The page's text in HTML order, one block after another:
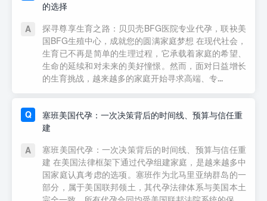
的选择
探寻尊享生育之路：贝贝壳BFG医院专业代孕，联袂美
国BFG生殖中心，成就您的圆满家庭梦想 在现代社会，
生育已不再是简单的生理过程，它承载着家庭的希望、
生命的延续和对未来的美好憧憬。然而，面对日益增长
的生育挑战，越来越多的家庭开始寻求高端、专...
塞班美国代孕：一次决策背后的时间线、预算与信任重
建
塞班美国代孕：一次决策背后的时间线、预算与信任重
建 在美国法律框架下通过代孕组建家庭，是越来越多中
国家庭认真考虑的选项。塞班作为北马里亚纳群岛的一
部分，属于美国联邦领土，其代孕法律体系与美国本土